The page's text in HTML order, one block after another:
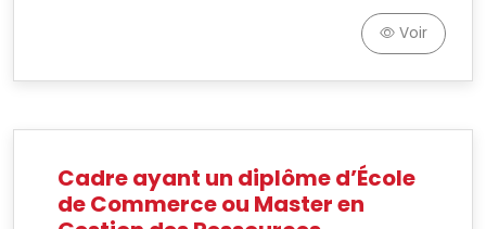
Voir
Cadre ayant un diplôme d’École
de Commerce ou Master en